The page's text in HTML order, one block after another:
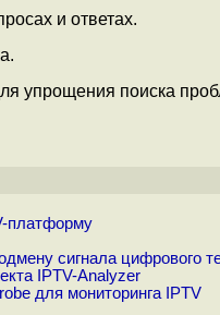
и ответах.
упрощения поиска
платформу
сигнала цифрового
IPTV-Analyzer
для мониторинга IPTV